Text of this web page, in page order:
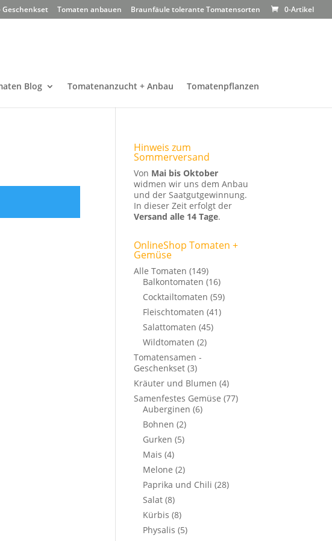
Geschenkset Tomaten anbauen Braunfäule tolerante Tomatensorten 0-Artikel
Blog Tomatenanzucht + Anbau Tomatenpflanzen
Hinweis zum
Sommerversand
Von Mai bis Oktober
widmen wir uns dem Anbau
und der Saatgutgewinnung.
In dieser Zeit erfolgt der
Versand alle 14 Tage.
OnlineShop Tomaten +
Gemüse
Alle Tomaten (149)
Balkontomaten (16)
Cocktailtomaten (59)
Fleischtomaten (41)
Salattomaten (45)
Wildtomaten (2)
Tomatensamen -
Geschenkset (3)
Kräuter und Blumen (4)
Samenfestes Gemüse (77)
Auberginen (6)
Bohnen (2)
Gurken (5)
Mais (4)
Melone (2)
Paprika und Chili (28)
Salat (8)
Kürbis (8)
Physalis (5)